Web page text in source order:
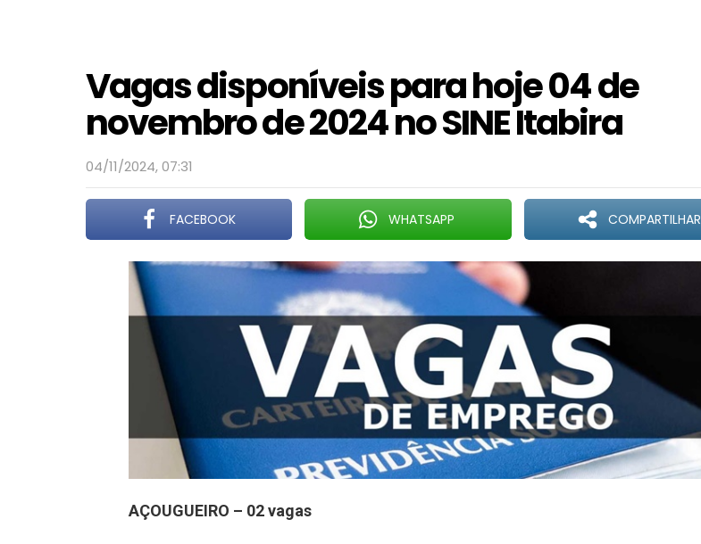
Vagas disponíveis para hoje 04 de
novembro de 2024 no SINE Itabira
04/11/2024, 07:31
FACEBOOK WHATSAPP COMPARTILHAR
AÇOUGUEIRO – 02 vagas